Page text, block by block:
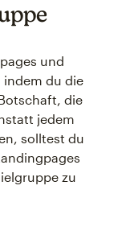
und
indem du die
die
jedem
solltest du
zu